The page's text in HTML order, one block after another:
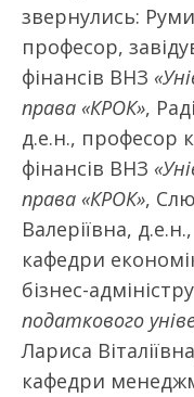
звернулись:
професор,
фінансів ВНЗ
права «КРОК»,
д.е.н., професор
фінансів ВНЗ
права «КРОК»,
Валеріївна,
кафедри
бізнес-
податкового
Лариса
кафедри